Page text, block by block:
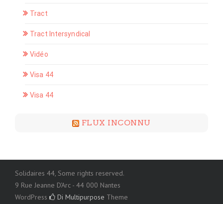
Tract
Tract Intersyndical
Vidéo
Visa 44
Visa 44
FLUX INCONNU
Solidaires 44, Some rights reserved.
9 Rue Jeanne D'Arc - 44 000 Nantes
WordPress
Di Multipurpose Theme